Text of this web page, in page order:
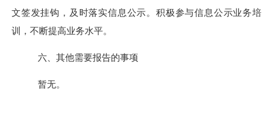
文签发挂钩，及时落实信息公示。积极参与信息公示业务培
训，不断提高业务水平。
六、其他需要报告的事项
暂无。